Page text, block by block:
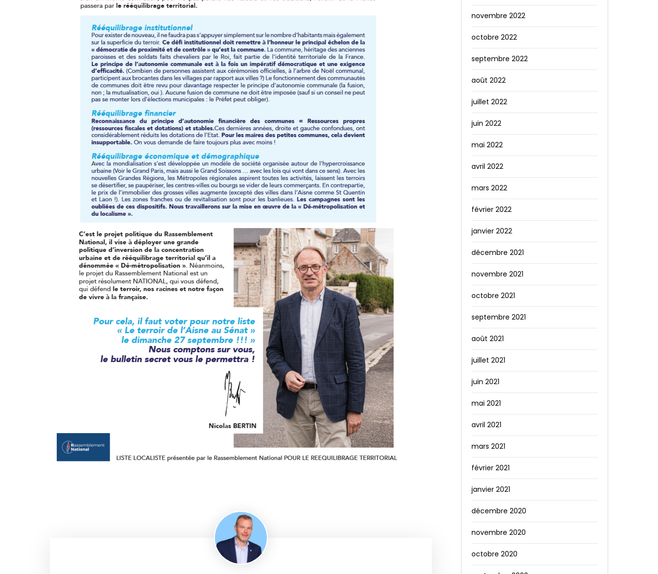
novembre 2022
octobre 2022
septembre 2022
août 2022
juillet 2022
juin 2022
mai 2022
avril 2022
mars 2022
février 2022
janvier 2022
décembre 2021
novembre 2021
octobre 2021
septembre 2021
août 2021
juillet 2021
juin 2021
mai 2021
avril 2021
mars 2021
février 2021
janvier 2021
décembre 2020
novembre 2020
octobre 2020